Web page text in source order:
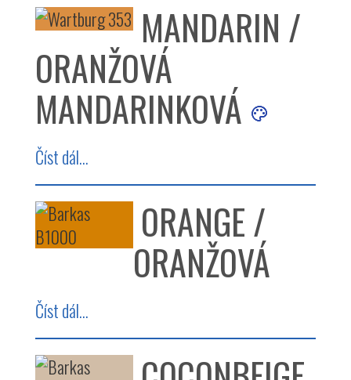
MANDARIN /
ORANŽOVÁ
MANDARINKOVÁ
Číst dál...
ORANGE /
ORANŽOVÁ
Číst dál...